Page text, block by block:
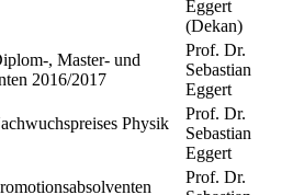
Eggert
(Dekan)
, Master- und
2016/2017
Prof. Dr.
Sebastian
Eggert
Physik
Prof. Dr.
Sebastian
Eggert
Prof. Dr.